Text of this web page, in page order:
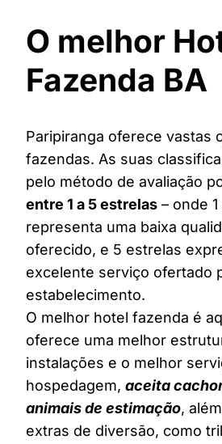
O melhor
Fazenda BA
Paripiranga oferece vastas
fazendas. As suas
pelo método de avaliação
entre 1 a 5 estrelas – onde
representa uma baixa
oferecido, e 5 estrelas
excelente serviço ofertado
estabelecimento.
O melhor hotel fazenda é
oferece uma melhor
instalações e o melhor
hospedagem, aceita
animais de estimação,
extras de diversão, como